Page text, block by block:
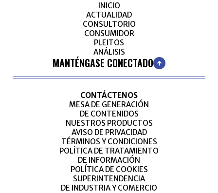
INICIO
ACTUALIDAD
CONSULTORIO
CONSUMIDOR
PLEITOS
ANÁLISIS
MANTÉNGASE CONECTADO
CONTÁCTENOS
MESA DE GENERACIÓN
DE CONTENIDOS
NUESTROS PRODUCTOS
AVISO DE PRIVACIDAD
TÉRMINOS Y CONDICIONES
POLÍTICA DE TRATAMIENTO
DE INFORMACIÓN
POLÍTICA DE COOKIES
SUPERINTENDENCIA
DE INDUSTRIA Y COMERCIO